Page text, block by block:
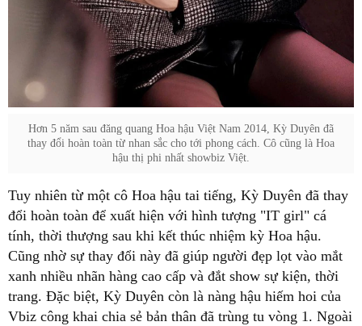
Hơn 5 năm sau đăng quang Hoa hậu Việt Nam 2014, Kỳ Duyên đã
thay đổi hoàn toàn từ nhan sắc cho tới phong cách. Cô cũng là Hoa
hậu thị phi nhất showbiz Việt.
Tuy nhiên từ một cô Hoa hậu tai tiếng, Kỳ Duyên đã thay
đổi hoàn toàn để xuất hiện với hình tượng "IT girl" cá
tính, thời thượng sau khi kết thúc nhiệm kỳ Hoa hậu.
Cũng nhờ sự thay đổi này đã giúp người đẹp lọt vào mắt
xanh nhiều nhãn hàng cao cấp và đắt show sự kiện, thời
trang. Đặc biệt, Kỳ Duyên còn là nàng hậu hiếm hoi của
Vbiz công khai chia sẻ bản thân đã trùng tu vòng 1. Ngoài